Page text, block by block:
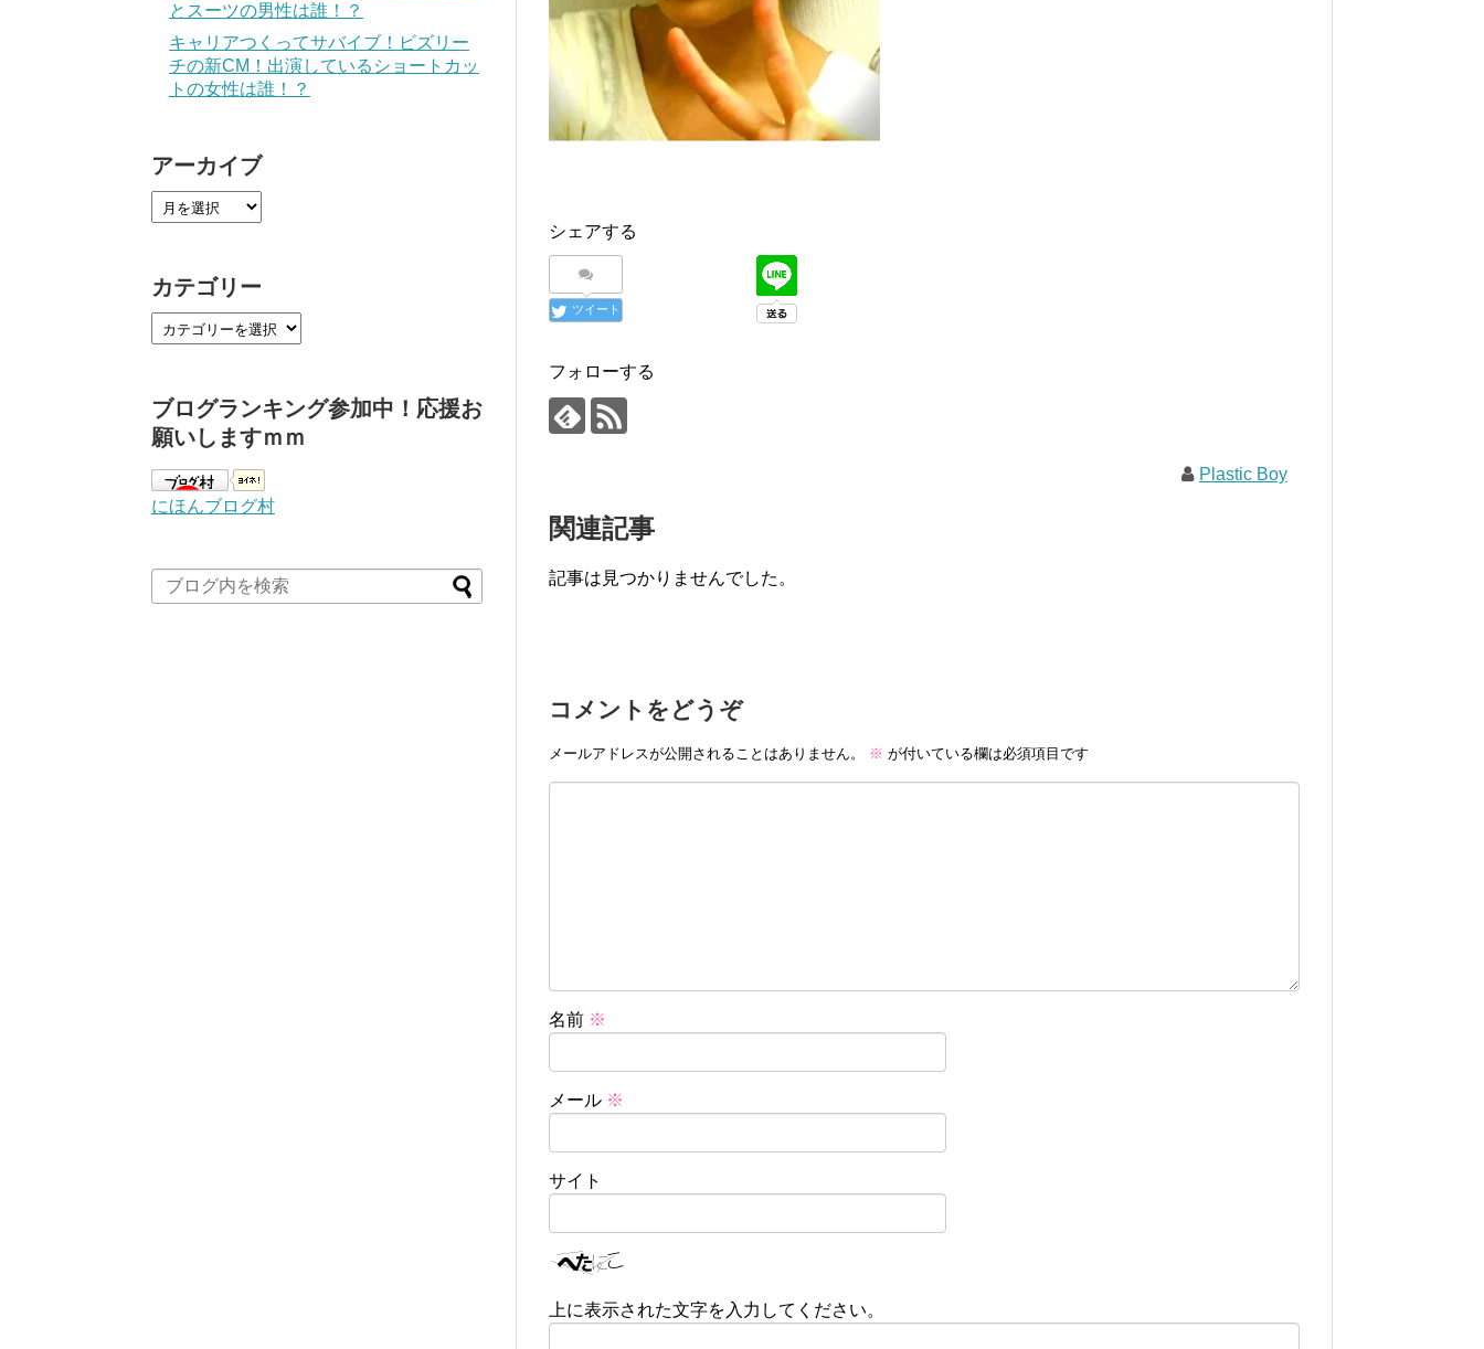
シェアする
ツイート
フォローする
Plastic Boy
関連記事
記事は見つかりませんでした。
コメントをどうぞ
メールアドレスが公開されることはありません。 ※ が付いている欄は必須項目です
名前 ※
メール ※
サイト
上に表示された文字を入力してください。
とスーツの男性は誰！？
キャリアつくってサバイブ！ビズリー
チの新CM！出演しているショートカッ
トの女性は誰！？
アーカイブ
カテゴリー
ブログランキング参加中！応援お
願いしますｍｍ
にほんブログ村